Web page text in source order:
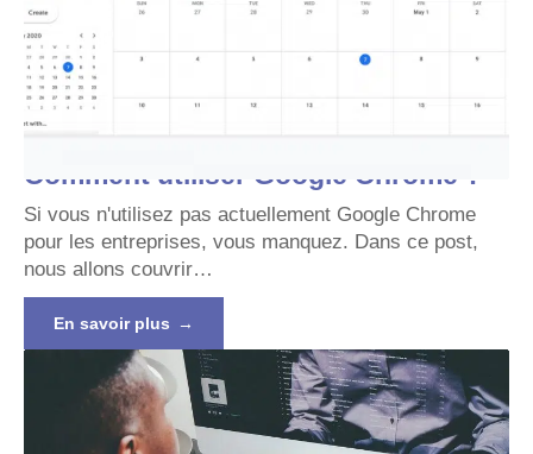
Comment utiliser Google Chrome ?
Si vous n'utilisez pas actuellement Google Chrome
pour les entreprises, vous manquez. Dans ce post,
nous allons couvrir…
En savoir plus